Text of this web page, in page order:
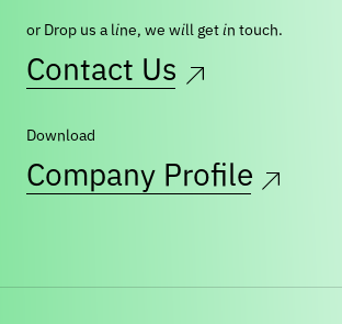
or Drop us a line, we will get in touch.
Contact Us
Download
Company Profile